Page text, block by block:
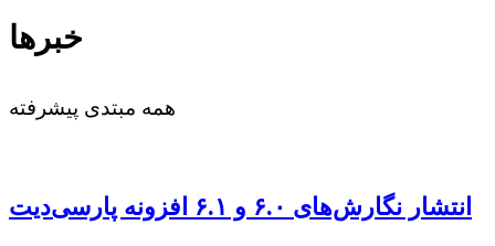
خبرها
همه مبتدی پیشرفته
انتشار نگارش‌های ۶.۰ و ۶.۱ افزونه پارسی‌دیت